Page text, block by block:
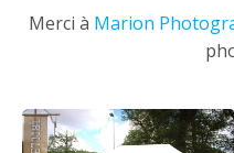
Merci à Marion